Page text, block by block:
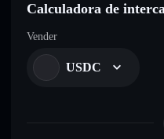
Calculadora de
Vender
USDC